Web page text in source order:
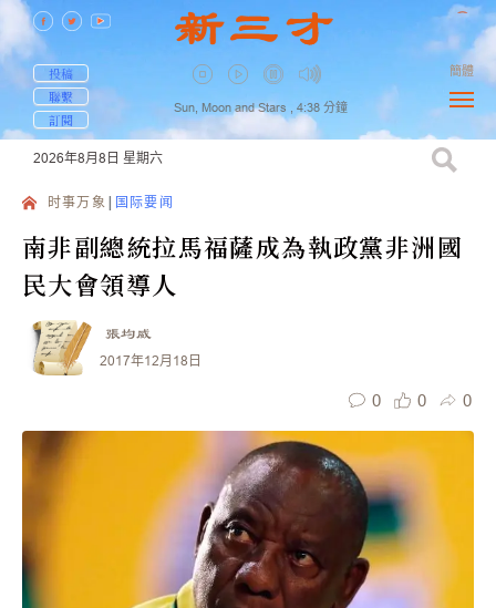
投稿
聯繫
訂閱
Sun, Moon and Stars , 4:38 分鐘
簡體
2026年8月8日 星期六
时事万象 国际要闻
南非副總統拉馬福薩成為執政黨非洲國
民大會領導人
張均威
2017年12月18日
0 0 0